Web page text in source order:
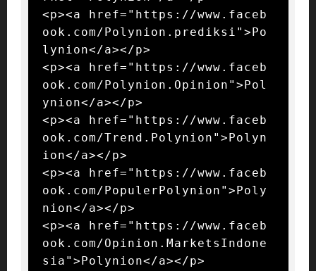
<p><a href="https://www.faceb
ook.com/Polynion.prediksi">Po
lynion</a></p>
<p><a href="https://www.faceb
ook.com/Polynion.Opinion">Pol
ynion</a></p>
<p><a href="https://www.faceb
ook.com/Trend.Polynion">Polyn
ion</a></p>
<p><a href="https://www.faceb
ook.com/PopulerPolynion">Poly
nion</a></p>
<p><a href="https://www.faceb
ook.com/Opinion.MarketsIndone
sia">Polynion</a></p>